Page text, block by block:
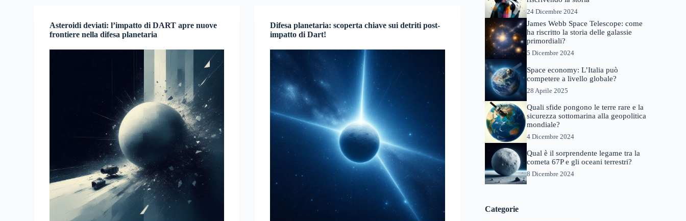
Asteroidi deviati: l’impatto di DART apre nuove
frontiere nella difesa planetaria
Difesa planetaria: scoperta chiave sui detriti post-
impatto di Dart!
24 Dicembre 2024
James Webb Space Telescope: come
ha riscritto la storia delle galassie
primordiali?
5 Dicembre 2024
Space economy: L’Italia può
competere a livello globale?
28 Aprile 2025
Quali sfide pongono le terre rare e la
sicurezza sottomarina alla geopolitica
mondiale?
4 Dicembre 2024
Qual è il sorprendente legame tra la
cometa 67P e gli oceani terrestri?
8 Dicembre 2024
Categorie